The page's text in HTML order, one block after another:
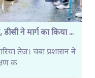
ने मार्ग का किया ...
तेज। चंबा प्रशासन ने
क